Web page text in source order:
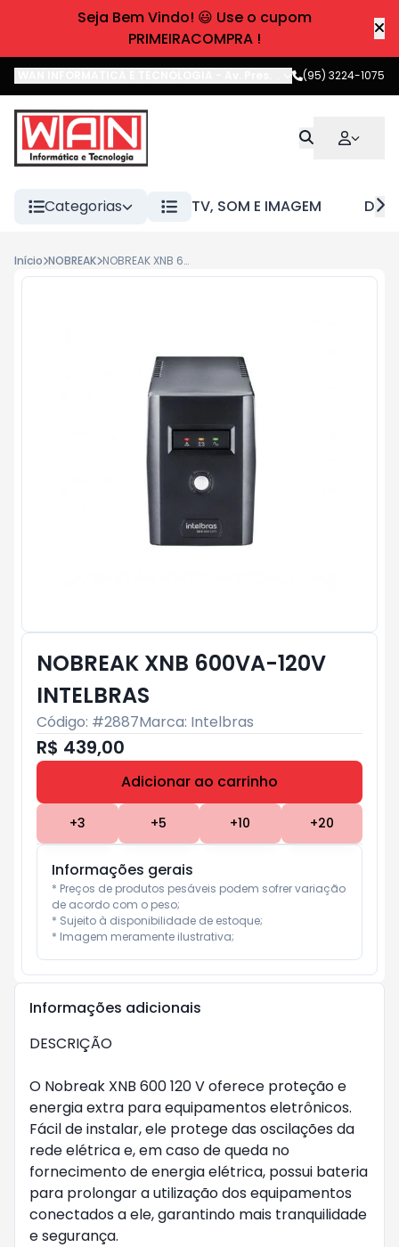
Seja Bem Vindo! 😃 Use o cupom
PRIMEIRACOMPRA !
Av. Pres. Castelo Branco,Boa
(95) 3224-1075
Categorias TV, SOM E IMAGEM
Início NOBREAK NOBREAK XNB 600VA-120V INTELBRAS
NOBREAK XNB 600VA-120V
INTELBRAS
Código: #2887Marca: Intelbras
R$ 439,00
Adicionar ao carrinho
+3 +5 +10 +20
Informações gerais
* Preços de produtos pesáveis podem sofrer variação
de acordo com o peso;
* Sujeito à disponibilidade de estoque;
* Imagem meramente ilustrativa;
Informações adicionais
DESCRIÇÃO
O Nobreak XNB 600 120 V oferece proteção e
energia extra para equipamentos eletrônicos.
Fácil de instalar, ele protege das oscilações da
rede elétrica e, em caso de queda no
fornecimento de energia elétrica, possui bateria
para prolongar a utilização dos equipamentos
conectados a ele, garantindo mais tranquilidade
e segurança.